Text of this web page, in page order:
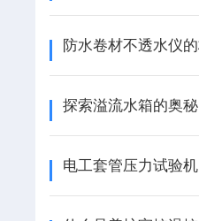
探索溢流水箱的奥秘